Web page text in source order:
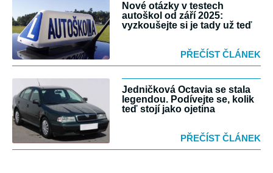
Nové otázky v testech
autoškol od září 2025:
vyzkoušejte si je tady už teď
PŘEČÍST ČLÁNEK
Jedničková Octavia se stala
legendou. Podívejte se, kolik
teď stojí jako ojetina
PŘEČÍST ČLÁNEK